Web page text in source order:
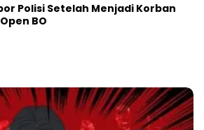
Polisi Setelah Menjadi Korban
BO